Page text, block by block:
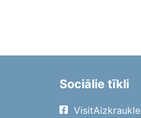
Sociālie tīkli
VisitAizkraukle